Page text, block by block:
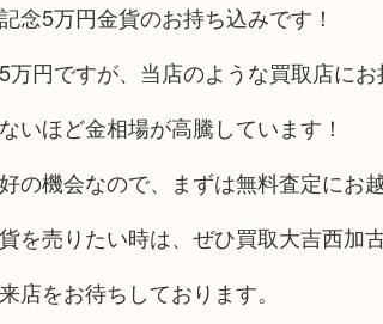
念5万円金貨のお持ち込みです！
万円ですが、当店のような買取店に
いほど金相場が高騰しています！
の機会なので、まずは無料査定にお
を売りたい時は、ぜひ買取大吉西加
店をお待ちしております。